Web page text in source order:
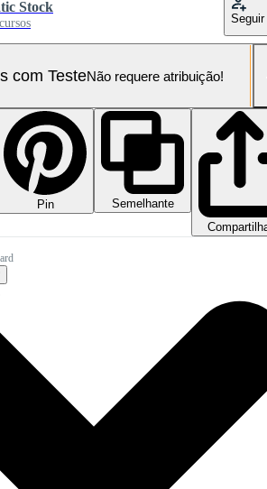
Stock
Seguir
com TesteNão requere atribuição!
Pin
Semelhante